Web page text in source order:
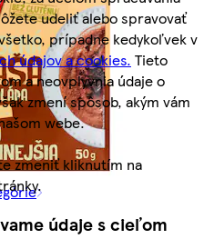
udeliť alebo spravovať
prípadne kedykoľvek v
údajov a cookies. Tieto
a neovplyvnia údaje o
zmení spôsob, akým vám
webe.
zmeniť kliknutím na
údaje s cieľom